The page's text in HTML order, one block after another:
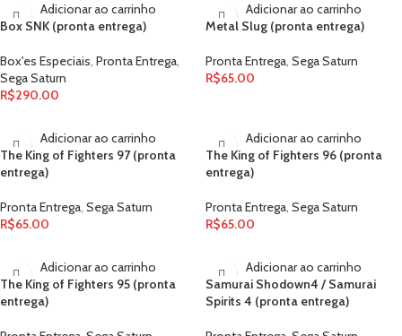
Adicionar ao carrinho
Box SNK (pronta entrega)
Box'es Especiais, Pronta Entrega,
Sega Saturn
R$290.00
Adicionar ao carrinho
Metal Slug (pronta entrega)
Pronta Entrega, Sega Saturn
R$65.00
Adicionar ao carrinho
The King of Fighters 97 (pronta
entrega)
Pronta Entrega, Sega Saturn
R$65.00
Adicionar ao carrinho
The King of Fighters 96 (pronta
entrega)
Pronta Entrega, Sega Saturn
R$65.00
Adicionar ao carrinho
The King of Fighters 95 (pronta
entrega)
Adicionar ao carrinho
Samurai Shodown4 / Samurai
Spirits 4 (pronta entrega)